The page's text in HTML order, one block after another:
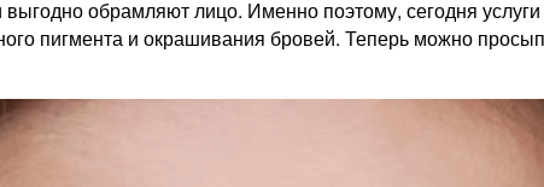
обрамляют лицо. Именно поэтому, сегодня
пигмента и окрашивания бровей. Теперь можно